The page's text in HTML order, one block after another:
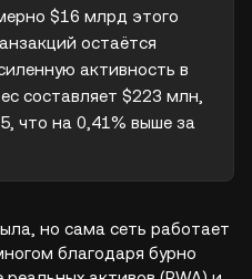
$16 млрд этого
остаётся
активность в
составляет $223 млн,
что на 0,41% выше за
но сама сеть работает
благодаря бурно